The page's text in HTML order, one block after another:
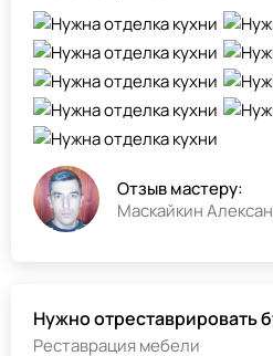
Отзыв мастеру:
Маскайкин
Нужно отреставрировать
Реставрация мебели